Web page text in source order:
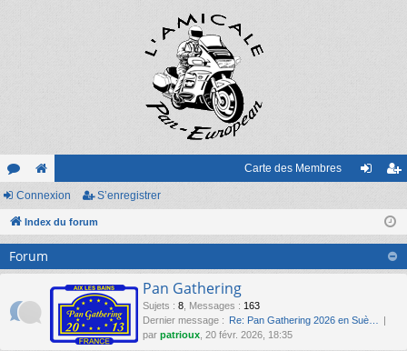
or
u
m
s
e
sit
Carte des Membres
on
nr
eg
ist
Connexion S’enregistrer
Index du forum
Forum
Pan Gathering
Sujets : 8 Messages : 163
Dernier message : Re: Pan Gathering 2026 en Suè…
par patrioux , 20 févr. 2026, 18:35